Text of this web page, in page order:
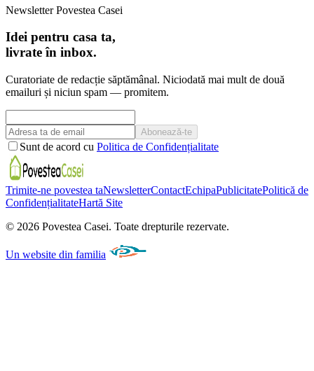
Newsletter Povestea Casei
Idei pentru casa ta,
livrate în inbox.
Curatoriate de redacție săptămânal. Niciodată mai mult de două
emailuri și niciun spam — promitem.
Abonează-te
Sunt de acord cu Politica de Confidențialitate
Trimite-ne povestea taNewsletterContactEchipaPublicitatePolitică de
ConfidențialitateHartă Site
© 2026 Povestea Casei. Toate drepturile rezervate.
Un website din familia